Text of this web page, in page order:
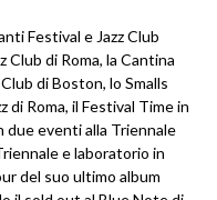
Festival e Jazz Club
Club di Roma, la Cantina
di Boston, lo Smalls
di Roma, il Festival Time in
due eventi alla Triennale
e laboratorio in
del suo ultimo album